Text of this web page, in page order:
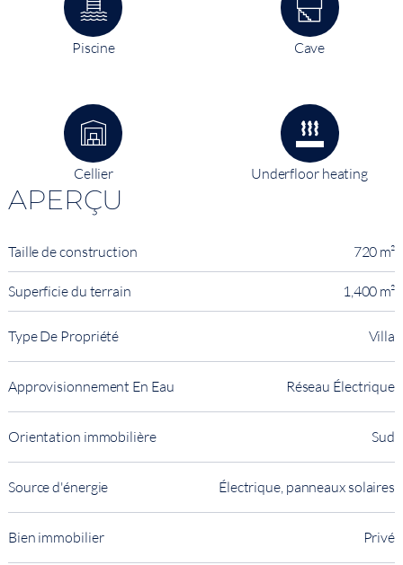
Piscine Cave
Cellier Underfloor heating
APERÇU
Taille de construction 720 m²
Superficie du terrain 1,400 m²
Type De Propriété Villa
Approvisionnement En Eau Réseau Électrique
Orientation immobilière Sud
Source d'énergie Électrique, panneaux solaires
Bien immobilier Privé